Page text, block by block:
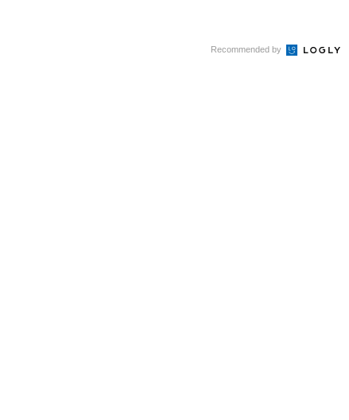
Recommended by